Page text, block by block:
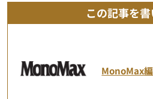
この記事を
MonoMax